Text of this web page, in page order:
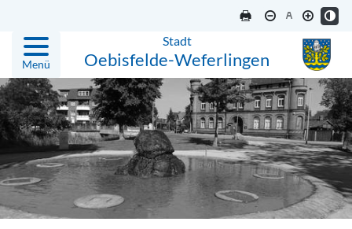
Menü
Stadt
Oebisfelde-Weferlingen